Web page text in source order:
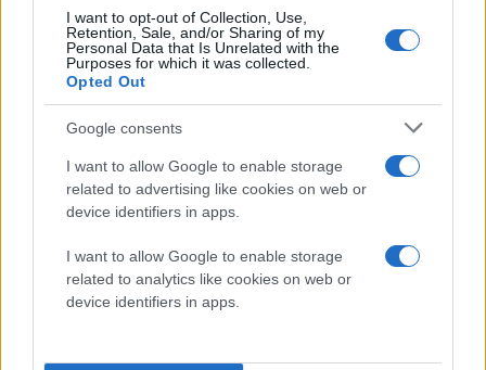
I want to opt-out of Collection, Use,
Retention, Sale, and/or Sharing of my
Personal Data that Is Unrelated with the
Purposes for which it was collected.
Opted Out
Google consents
I want to allow Google to enable storage
related to advertising like cookies on web or
device identifiers in apps.
I want to allow Google to enable storage
related to analytics like cookies on web or
device identifiers in apps.
NFC και 4G LTE. Επιπλέον, αναφέρεται ότι θα έχει
διπλή camera (πίσω 8MP και εμπρός 2MP), μπαταρία
2000 mAh και λειτουργικό σύστημα
Cream Sandwich
κουμπιά.
Αν οι φήμες έχουν κάποια βάση, θα το μάθουμε
πιθανότατα στηνMWC 2012
droid-life]